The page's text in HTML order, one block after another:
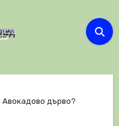
Авокадово дърво?